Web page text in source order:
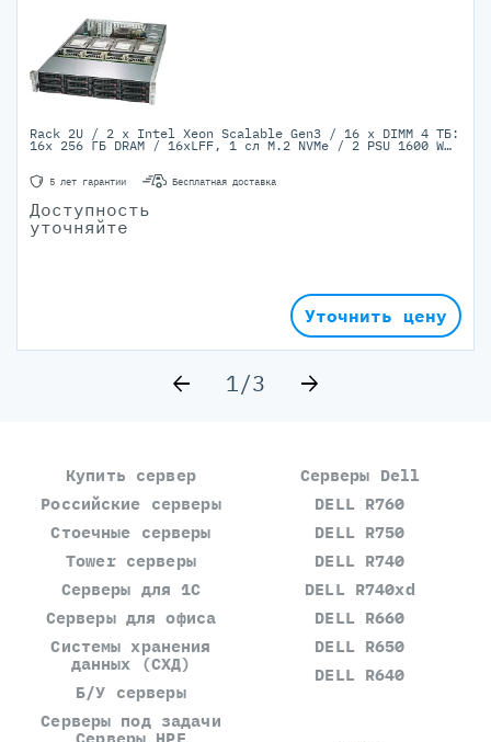
Rack 2U / 2 x Intel Xeon Scalable Gen3 / 16 x DIMM 4 ТБ:
16x 256 ГБ DRAM / 16xLFF, 1 сл M.2 NVMe / 2 PSU 1600 W
5 лет гарантии Бесплатная доставка
Доступность
уточняйте
Уточнить цену
1/3
Купить сервер
Российские серверы
Стоечные серверы
Tower серверы
Серверы для 1С
Серверы для офиса
Системы хранения
данных (СХД)
Б/У серверы
Серверы под задачи
Серверы Dell
DELL R760
DELL R750
DELL R740
DELL R740xd
DELL R660
DELL R650
DELL R640